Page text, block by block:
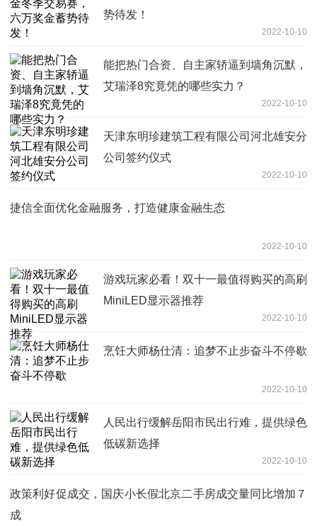
势待发！
2022-10-10
能把热门合资、自主家轿逼到墙角沉默，
艾瑞泽8究竟凭的哪些实力？
2022-10-10
天津东明珍建筑工程有限公司河北雄安分
公司签约仪式
2022-10-10
捷信全面优化金融服务，打造健康金融生态
2022-10-10
游戏玩家必看！双十一最值得购买的高刷
MiniLED显示器推荐
2022-10-10
烹饪大师杨仕清：追梦不止步奋斗不停歇
2022-10-10
人民出行缓解岳阳市民出行难，提供绿色
低碳新选择
2022-10-10
政策利好促成交，国庆小长假北京二手房成交量同比增加７
成